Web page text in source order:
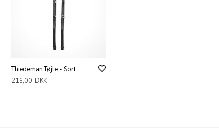
Thiedeman Tøjle - Sort
219,00 DKK